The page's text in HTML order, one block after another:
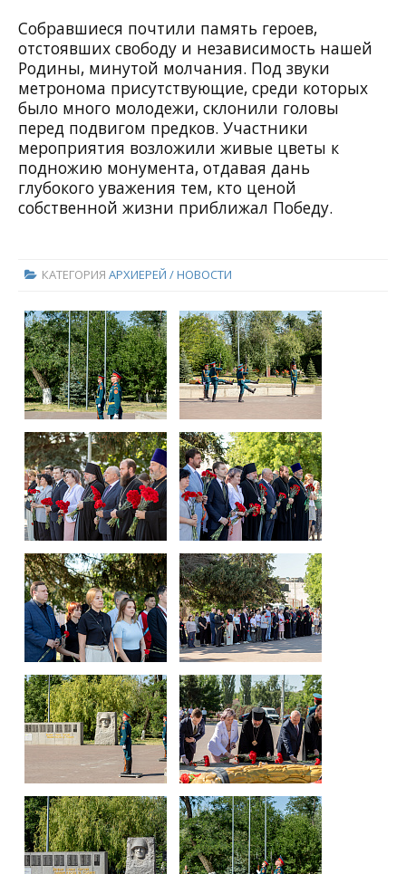
Собравшиеся почтили память героев,
отстоявших свободу и независимость нашей
Родины, минутой молчания. Под звуки
метронома присутствующие, среди которых
было много молодежи, склонили головы
перед подвигом предков. Участники
мероприятия возложили живые цветы к
подножию монумента, отдавая дань
глубокого уважения тем, кто ценой
собственной жизни приближал Победу.
КАТЕГОРИЯ АРХИЕРЕЙ / НОВОСТИ